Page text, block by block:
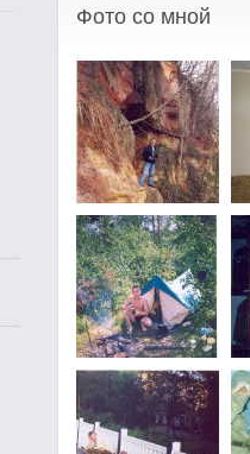
Фото со мной